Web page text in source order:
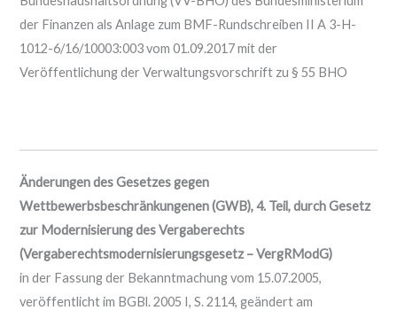
der Finanzen als Anlage zum BMF-Rundschreiben II A 3-H-
1012-6/16/10003:003 vom 01.09.2017 mit der
Veröffentlichung der Verwaltungsvorschrift zu § 55 BHO
Änderungen des Gesetzes gegen
Wettbewerbsbeschränkungenen (GWB), 4. Teil, durch Gesetz
zur Modernisierung des Vergaberechts
(Vergaberechtsmodernisierungsgesetz – VergRModG)
in der Fassung der Bekanntmachung vom 15.07.2005,
veröffentlicht im BGBl. 2005 I, S. 2114, geändert am